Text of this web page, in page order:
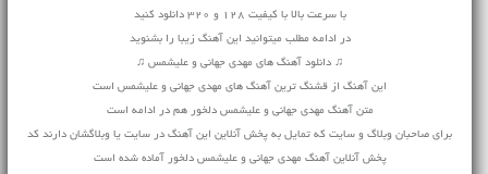
با سرعت بالا با کیفیت 128 و 320 دانلود کنید
در ادامه مطلب میتوانید این آهنگ زیبا را بشنوید
♫ دانلود آهنگ های مهدی جهانی و علیشمس ♫
این آهنگ از قشنگ ترین آهنگ های مهدی جهانی و علیشمس است
متن آهنگ مهدی جهانی و علیشمس دلخور هم در ادامه است
برای صاحبان وبلاگ و سایت که تمایل به پخش آنلاین این آهنگ در سایت یا وبلاگشان دارند کد
پخش آنلاین آهنگ مهدی جهانی و علیشمس دلخور آماده شده است